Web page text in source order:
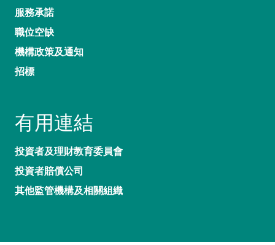
服務承諾
職位空缺
機構政策及通知
招標
有用連結
投資者及理財教育委員會
投資者賠償公司
其他監管機構及相關組織